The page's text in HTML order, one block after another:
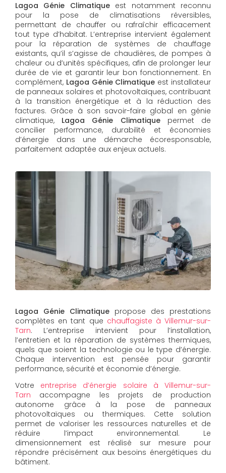
Lagoa Génie Climatiqueest notamment reconnu
pour la pose de climatisations réversibles,
permettant de chauffer ou rafraîchir efficacement
tout type d’habitat. L’entreprise intervient également
pour la réparation de systèmes de chauffage
existants, qu’il s’agisse de chaudières, de pompes à
chaleur ou d’unités spécifiques, afin de prolonger leur
durée de vie et garantir leur bon fonctionnement. En
complément, Lagoa Génie Climatique est installateur
de panneaux solaires et photovoltaïques, contribuant
à la transition énergétique et à la réduction des
factures. Grâce à son savoir-faire global en génie
climatique, Lagoa Génie Climatiquepermet de
concilier performance, durabilité et économies
d’énergie dans une démarche écoresponsable,
parfaitement adaptée aux enjeux actuels.
Lagoa Génie Climatique propose des prestations
complètes en tant que chauffagiste à Villemur-sur-
Tarn. L’entreprise intervient pour l’installation,
l’entretien et la réparation de systèmes thermiques,
quels que soient la technologie ou le type d’énergie.
Chaque intervention est pensée pour garantir
performance, sécurité et économie d’énergie.
Votre entreprise d’énergie solaire à Villemur-sur-
Tarn accompagne les projets de production
autonome grâce à la pose de panneaux
photovoltaïques ou thermiques. Cette solution
permet de valoriser les ressources naturelles et de
réduire l’impact environnemental. Le
dimensionnement est réalisé sur mesure pour
répondre précisément aux besoins énergétiques du
bâtiment.